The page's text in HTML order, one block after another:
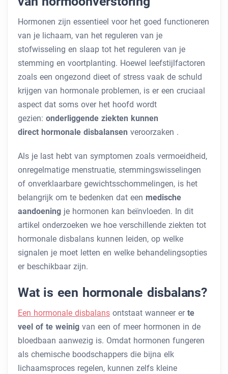
Hormonen zijn essentieel voor het goed functioneren
van je lichaam, van het reguleren van je
stofwisseling en slaap tot het reguleren van je
stemming en voortplanting. Hoewel leefstijlfactoren
zoals een ongezond dieet of stress vaak de schuld
krijgen van hormonale problemen, is er een cruciaal
aspect dat soms over het hoofd wordt
gezien: onderliggende ziekten kunnen
direct hormonale disbalansen veroorzaken .
Als je last hebt van symptomen zoals vermoeidheid,
onregelmatige menstruatie, stemmingswisselingen
of onverklaarbare gewichtsschommelingen, is het
belangrijk om te bedenken dat een medische
aandoening je hormonen kan beïnvloeden. In dit
artikel onderzoeken we hoe verschillende ziekten tot
hormonale disbalans kunnen leiden, op welke
signalen je moet letten en welke behandelingsopties
er beschikbaar zijn.
Wat is een hormonale disbalans?
Een hormonale disbalans ontstaat wanneer er te
veel of te weinig van een of meer hormonen in de
bloedbaan aanwezig is. Omdat hormonen fungeren
als chemische boodschappers die bijna elk
lichaamsproces regelen, kunnen zelfs kleine